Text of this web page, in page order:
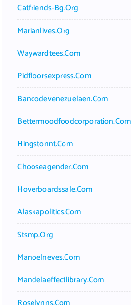
Catfriends-Bg.org
Marianlives.org
Waywardtees.com
Pidfloorsexpress.com
Bancodevenezuelaen.com
Bettermoodfoodcorporation.com
Hingstonnt.com
Chooseagender.com
Hoverboardssale.com
Alaskapolitics.com
Stsmp.org
Manoelneves.com
Mandelaeffectlibrary.com